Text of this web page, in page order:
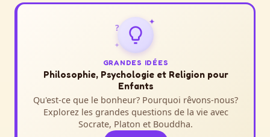
✦
✦
?
GRANDES IDÉES
Philosophie, Psychologie et Religion pour
Enfants
Qu'est-ce que le bonheur? Pourquoi rêvons-nous?
Explorez les grandes questions de la vie avec
Socrate, Platon et Bouddha.